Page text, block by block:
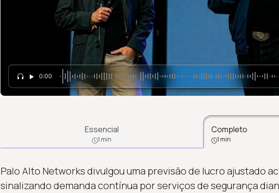
0:00
Essencial
1 min
Completo
1 min
Palo Alto Networks divulgou uma previsão de lucro ajustado
sinalizando demanda contínua por serviços de segurança